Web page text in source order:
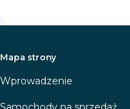
Mapa strony
Wprowadzenie